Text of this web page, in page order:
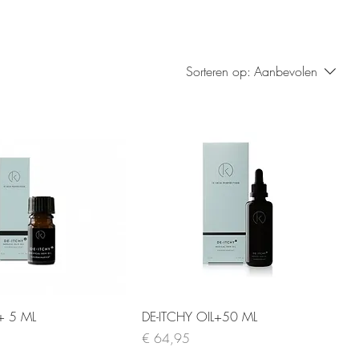
Sorteren op: Aanbevolen
5 ML
DE-ITCHY OIL+50 ML
Prijs
€ 64,95